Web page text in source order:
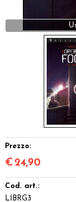
Prezzo:
€ 24,90
Cod. art.:
LIBRG3